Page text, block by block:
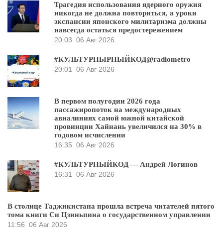
Трагедия использования ядерного оружия
никогда не должна повториться, а уроки
экспансии японского милитаризма должны
навсегда остаться предостережением
20:03 06 Авг 2026
#КУЛЬТУРНЫРНЫЙКОД@radiometro
20:01
06 Авг 2026
В первом полугодии 2026 года
пассажиропоток на международных
авиалиниях самой южной китайской
провинции Хайнань увеличился на 30% в
годовом исчислении
16:35 06 Авг 2026
#КУЛЬТУРНЫЙКОД — Андрей Логинов
16:31
06 Авг 2026
В столице Таджикистана прошла встреча читателей пятого
тома книги Си Цзиньпина о государственном управлении
11:56 06 Авг 2026